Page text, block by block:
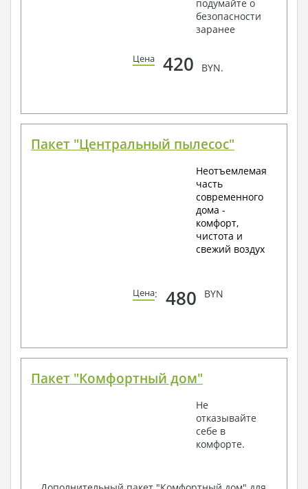
подумайте о
безопасности
заранее
Цена 420 BYN.
Пакет "Центральный пылесос"
Неотъемлемая
часть
современного
дома -
комфорт,
чистота и
свежий воздух
Цена: 480 BYN
Пакет "Комфортный дом"
Не
отказывайте
себе в
комфорте.